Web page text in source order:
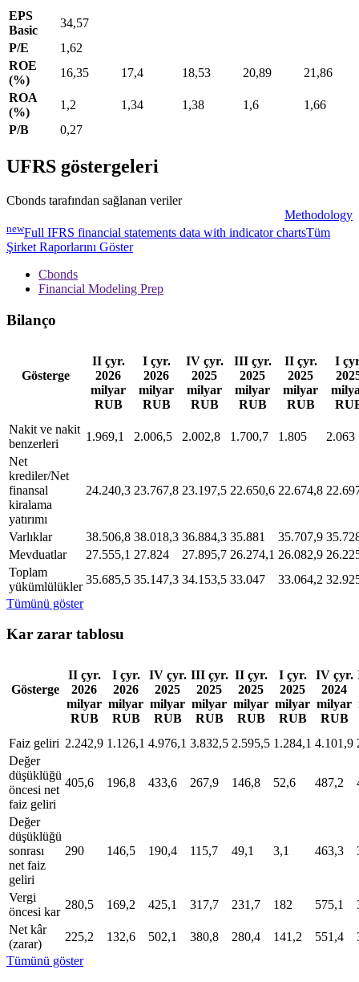
EPS
Basic
34,57
P/E
1,62
ROE
(%)
16,35 17,4 18,53 20,89
21,86
ROA
(%)
1,2 1,34 1,38 1,6
1,66
P/B
0,27
UFRS göstergeleri
Cbonds tarafından sağlanan veriler
Methodology
newFull IFRS financial statements data with indicator chartsTüm
Şirket Raporlarını Göster
Cbonds
Financial Modeling Prep
Bilanço
Gösterge
II çyr.
2026
milyar
RUB
I çyr.
2026
milyar
RUB
IV çyr.
2025
milyar
RUB
III çyr.
2025
milyar
RUB
II çyr.
2025
milyar
RUB
I
Nakit ve nakit
benzerleri
1.969,1 2.006,5 2.002,8 1.700,7 1.805
2.063
Net
krediler/Net
finansal
kiralama
yatırımı
24.240,3 23.767,8 23.197,5 22.650,6 22.674,8
Varlıklar 38.506,8 38.018,3 36.884,3 35.881 35.707,9
Mevduatlar
27.555,1 27.824 27.895,7 26.274,1 26.082,9
Toplam
yükümlülükler
35.685,5 35.147,3 34.153,5 33.047 33.064,2
Tümünü göster
Kar zarar tablosu
Gösterge
II çyr.
2026
milyar
RUB
I çyr.
2026
milyar
RUB
IV çyr.
2025
milyar
RUB
III çyr.
2025
milyar
RUB
II çyr.
2025
milyar
RUB
I çyr.
2025
milyar
RUB
IV çyr.
2024
milyar
RUB
Faiz geliri 2.242,9 1.126,1 4.976,1 3.832,5 2.595,5 1.284,1 4.101,9
Değer
düşüklüğü
öncesi net
faiz geliri
405,6 196,8 433,6 267,9 146,8 52,6 487,2
Değer
düşüklüğü
sonrası
net faiz
geliri
290 146,5 190,4 115,7 49,1 3,1 463,3
Vergi
öncesi kar
280,5 169,2 425,1 317,7 231,7 182 575,1
Net kâr
(zarar)
225,2 132,6 502,1 380,8 280,4 141,2 551,4
Tümünü göster